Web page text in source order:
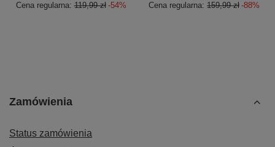
Cena regularna:119,99 zł -54%
Cena regularna: 159,99 zł -88%
Zamówienia
Status zamówienia